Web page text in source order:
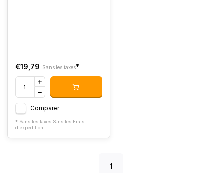
€19,79 Sans les taxes*
Comparer
* Sans les taxes Sans les Frais
d'expédition
1